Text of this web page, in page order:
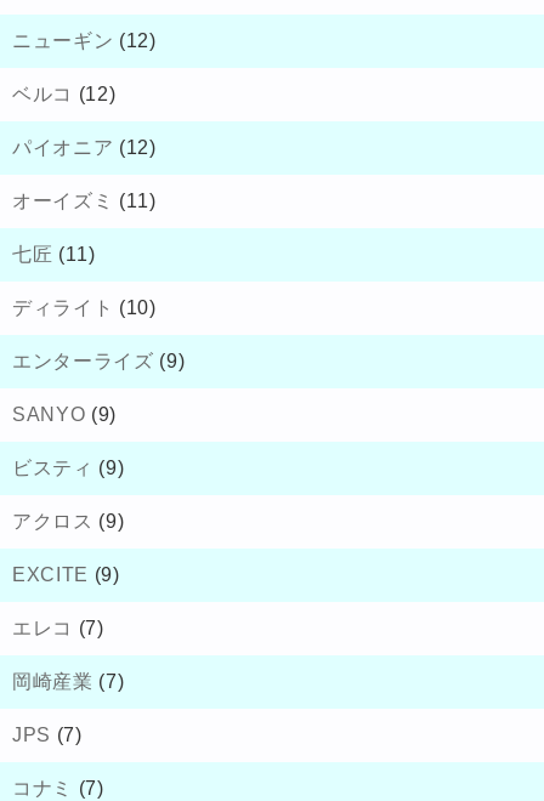
ニューギン (12)
ベルコ (12)
パイオニア (12)
オーイズミ (11)
七匠 (11)
ディライト (10)
エンターライズ (9)
SANYO (9)
ビスティ (9)
アクロス (9)
EXCITE (9)
エレコ (7)
岡崎産業 (7)
JPS (7)
コナミ (7)